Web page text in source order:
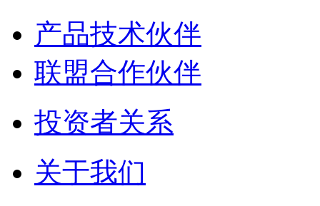
产品技术伙伴
联盟合作伙伴
投资者关系
关于我们